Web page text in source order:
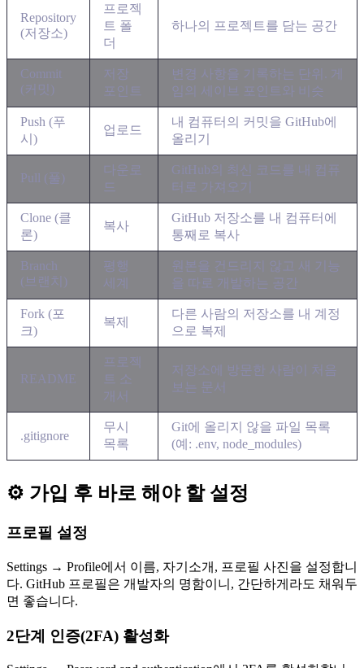
Repository
(저장소)
프로젝
트 폴
더
하나의 프로젝트를 담는 공간
Commit
(커밋)
저장
포인트
변경 사항을 기록하는 단위. 게
임의 세이브 포인트와 비슷
Push (푸
시)
업로드
내 컴퓨터의 커밋을 GitHub에
올리기
Pull (풀)
다운로
드
GitHub의 최신 코드를 내 컴퓨
터로 가져오기
Clone (클
론)
복사
GitHub 저장소를 내 컴퓨터에
통째로 복사
Branch
(브랜치)
평행
세계
원본을 건드리지 않고 새 기능
을 따로 개발하는 공간
Fork (포
크)
복제
다른 사람의 저장소를 내 계정
으로 복제
README
프로젝
트 소
개서
저장소에 방문한 사람이 처음
보는 문서
.gitignore
무시
목록
Git에 올리지 않을 파일 목록
(예: .env, node_modules)
⚙️ 가입 후 바로 해야 할 설정
프로필 설정
Settings → Profile에서 이름, 자기소개, 프로필 사진을 설정합니
다. GitHub 프로필은 개발자의 명함이니, 간단하게라도 채워두
면 좋습니다.
2단계 인증(2FA) 활성화